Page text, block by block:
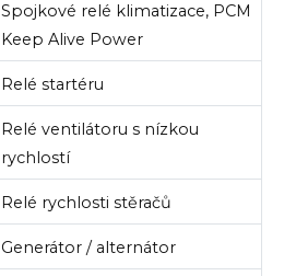
Spojkové relé klimatizace, PCM
Keep Alive Power
Relé startéru
Relé ventilátoru s nízkou
rychlostí
Relé rychlosti stěračů
Generátor / alternátor